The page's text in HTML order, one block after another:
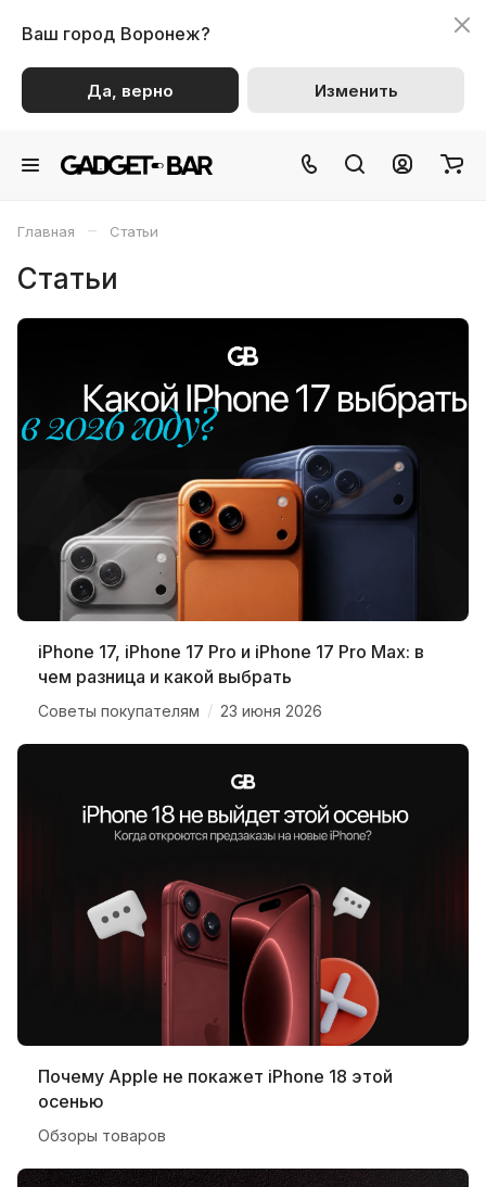
Ваш город Воронеж?
Да, верно Изменить
Главная – Статьи
Статьи
iPhone 17, iPhone 17 Pro и iPhone 17 Pro Max: в
чем разница и какой выбрать
Советы покупателям / 23 июня 2026
Почему Apple не покажет iPhone 18 этой
осенью
Обзоры товаров